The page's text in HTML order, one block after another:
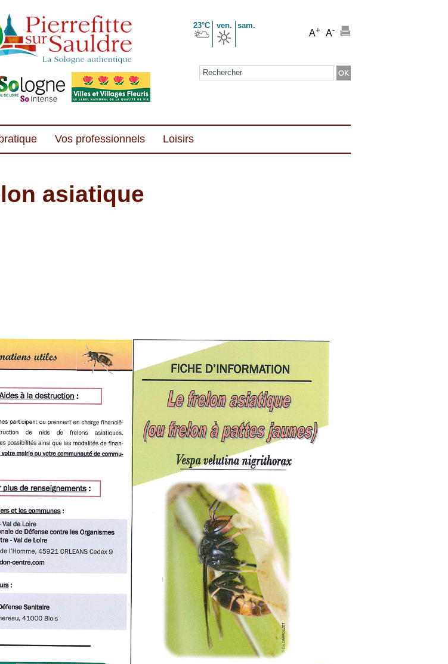
23°C ven. sam.
A+ A-
Formulaire de recherche
Vos professionnels Loisirs
asiatique